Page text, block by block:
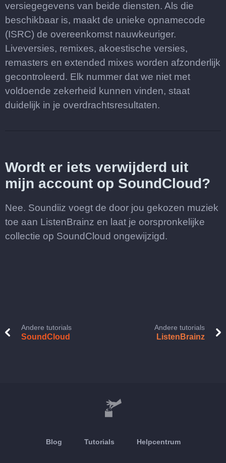
versiegegevens van beide diensten. Als die
beschikbaar is, maakt de unieke opnamecode
(ISRC) de overeenkomst nauwkeuriger.
Liveversies, remixes, akoestische versies,
remasters en extended mixes worden afzonderlijk
gecontroleerd. Elk nummer dat we niet met
voldoende zekerheid kunnen vinden, staat
duidelijk in je overdrachtsresultaten.
Wordt er iets verwijderd uit
mijn account op SoundCloud?
Nee. Soundiiz voegt de door jou gekozen muziek
toe aan ListenBrainz en laat je oorspronkelijke
collectie op SoundCloud ongewijzigd.
Andere tutorials
SoundCloud
Andere tutorials
ListenBrainz
Blog Tutorials Helpcentrum